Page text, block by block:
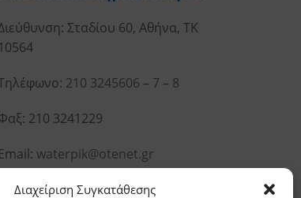
Διαχείριση Συγκατάθεσης
Σταδίου 60, Αθήνα, ΤΚ
10564
210 3245606 – 7 – 8
210 3241229
Email:waterpik@otenet.gr